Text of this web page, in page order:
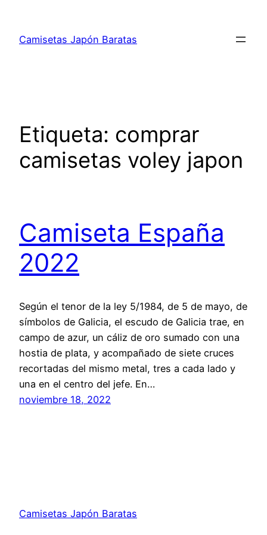
contenido
Camisetas Japón Baratas
Etiqueta: comprar
camisetas voley japon
Camiseta España
2022
Según el tenor de la ley 5/1984, de 5 de mayo, de
símbolos de Galicia, el escudo de Galicia trae, en
campo de azur, un cáliz de oro sumado con una
hostia de plata, y acompañado de siete cruces
recortadas del mismo metal, tres a cada lado y
una en el centro del jefe. En…
noviembre 18, 2022
Camisetas Japón Baratas